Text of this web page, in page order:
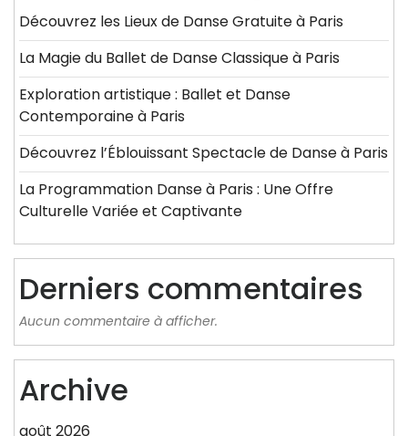
Découvrez les Lieux de Danse Gratuite à Paris
La Magie du Ballet de Danse Classique à Paris
Exploration artistique : Ballet et Danse
Contemporaine à Paris
Découvrez l’Éblouissant Spectacle de Danse à Paris
La Programmation Danse à Paris : Une Offre
Culturelle Variée et Captivante
Derniers commentaires
Aucun commentaire à afficher.
Archive
août 2026